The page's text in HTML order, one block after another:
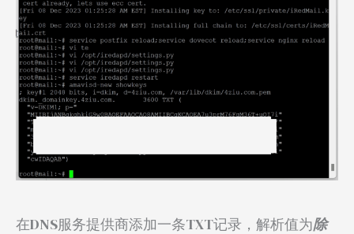
在DNS服务提供商添加一条TXT记录，解析值为除